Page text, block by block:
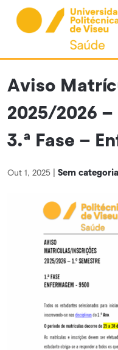
content
Aviso
2025/2026 –
3.ª Fase –
Out 1, 2025 Sem categoria